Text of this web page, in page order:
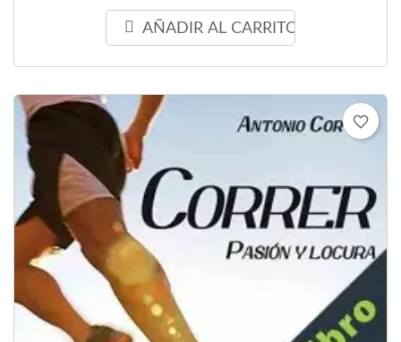
AÑADIR AL CARRITO
favorite_border